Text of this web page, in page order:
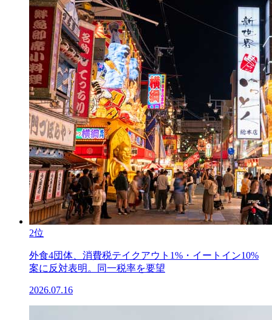
2位
外食4団体、消費税テイクアウト1%・イートイン10%
案に反対表明。同一税率を要望
2026.07.16